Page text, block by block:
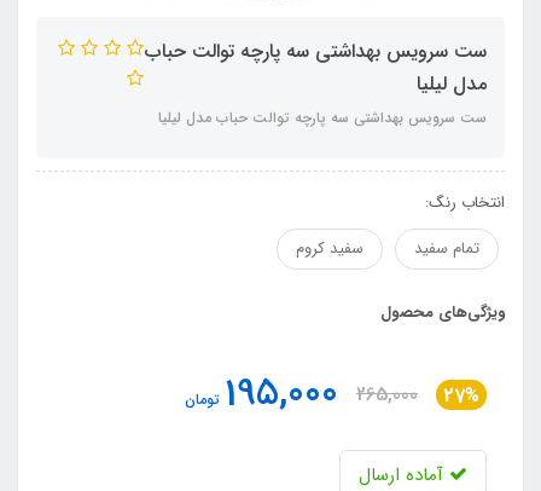
ست سرویس بهداشتی سه پارچه توالت حباب
مدل لیلیا
ست سرویس بهداشتی سه پارچه توالت حباب مدل لیلیا
انتخاب رنگ:
تمام سفید
سفید کروم
ویژگی‌های محصول
27%
265,000
195,000 تومان
آماده ارسال